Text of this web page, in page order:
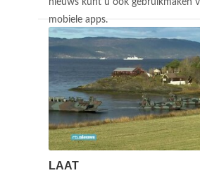
mobiele apps.
LAAT